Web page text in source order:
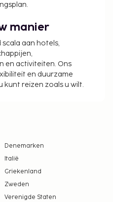
manier
scala aan hotels,
en activiteiten. Ons
en duurzame
kunt reizen zoals u wilt.
Denemarken
Italië
Griekenland
Zweden
Verenigde Staten